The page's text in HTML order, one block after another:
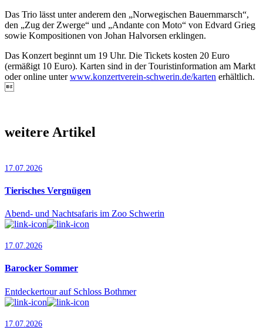
Das Trio lässt unter anderem den „Norwegischen Bauernmarsch“,
den „Zug der Zwerge“ und „Andante con Moto“ von Edvard Grieg
sowie Kompositionen von Johan Halvorsen erklingen.
Das Konzert beginnt um 19 Uhr. Die Tickets kosten 20 Euro
(ermäßigt 10 Euro). Karten sind in der Touristinformation am Markt
oder online unterwww.konzertverein-schwerin.de/karten erhältlich.

weitere Artikel
17.07.2026
Tierisches Vergnügen
Abend- und Nachtsafaris im Zoo Schwerin
17.07.2026
Barocker Sommer
Entdeckertour auf Schloss Bothmer
17.07.2026